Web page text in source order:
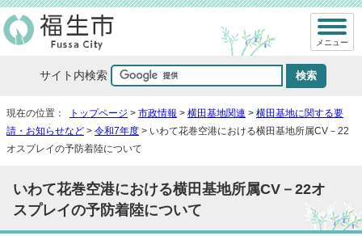
サイト内検索
メニュー
現在の位置： トップページ > 市政情報 > 横田基地関連 > 横田基地に関する要
請・お知らせなど > 令和7年度 > いわて花巻空港における横田基地所属CV－22
オスプレイの予防着陸について
いわて花巻空港における横田基地所属CV－22オ
スプレイの予防着陸について